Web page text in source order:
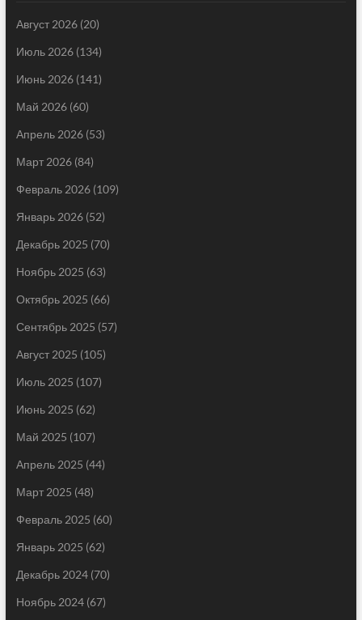
Август 2026(20)
Июль 2026(134)
Июнь 2026(141)
Май 2026(60)
Апрель 2026(53)
Март 2026(84)
Февраль 2026(109)
Январь 2026(52)
Декабрь 2025 (70)
Ноябрь 2025 (63)
Октябрь 2025 (66)
Сентябрь 2025 (57)
Август 2025 (105)
Июль 2025 (107)
Июнь 2025 (62)
Май 2025 (107)
Апрель 2025 (44)
Март 2025 (48)
Февраль 2025 (60)
Январь 2025 (62)
Декабрь 2024(70)
Ноябрь 2024(67)